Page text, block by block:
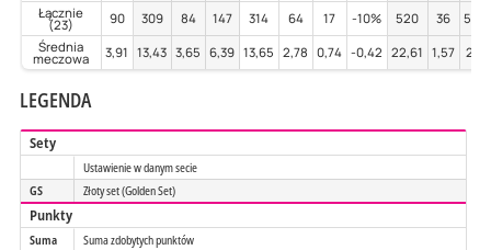
Łącznie
(23) 90 309 84 147 314 64 17 -10% 520 36
50%
Średnia
meczowa 3,91 13,43 3,65 6,39 13,65 2,78 0,74 -0,42 22,61 1,57 2,17
LEGENDA
Sety
Ustawienie w danym secie
GS
Złoty set (Golden Set)
Punkty
Suma
Suma zdobytych punktów